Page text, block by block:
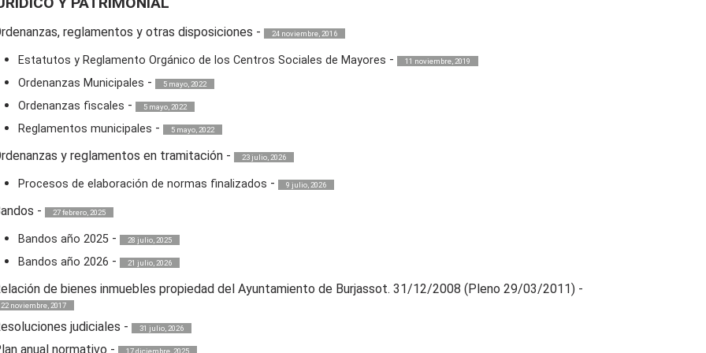
reglamentos y otras disposiciones - 24 noviembre, 2016
Estatutos y Reglamento Orgánico de los Centros Sociales de Mayores - 11 noviembre, 2019
Ordenanzas Municipales - 5 mayo, 2022
Ordenanzas fiscales - 5 mayo, 2022
Reglamentos municipales - 5 mayo, 2022
y reglamentos en tramitación - 23 julio, 2026
Procesos de elaboración de normas finalizados - 9 julio, 2026
- 27 febrero, 2025
Bandos año 2025 - 28 julio, 2025
Bandos año 2026 - 21 julio, 2026
de bienes inmuebles propiedad del Ayuntamiento de Burjassot. 31/12/2008 (Pleno 29/03/2011) -
22 noviembre, 2017
judiciales - 31 julio, 2026
anual normativo - 17 diciembre, 2025